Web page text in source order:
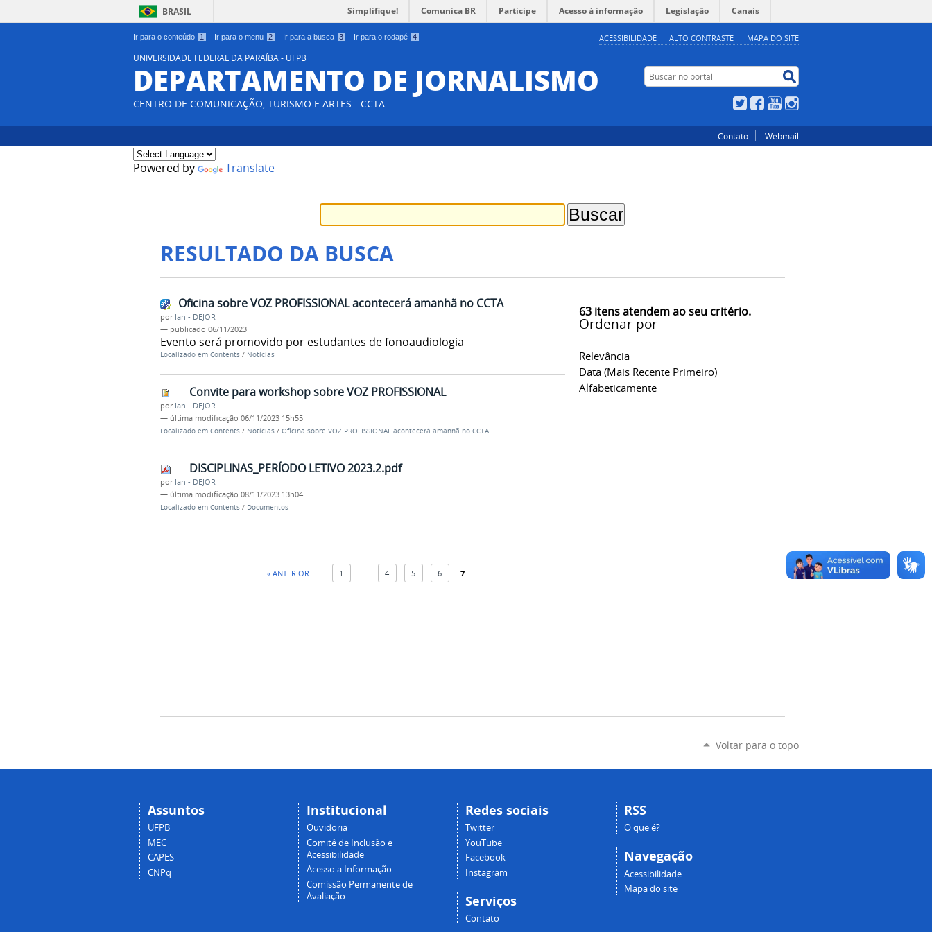
Ir para o conteúdo 1 Ir para o menu 2 Ir para a busca 3 Ir para o rodapé 4 ACESSIBILIDADE ALTO CONTRASTE MAPA DO SITE
BRASIL Simplifique! Comunica BR Participe Acesso à informação Legislação Canais
UNIVERSIDADE FEDERAL DA PARAÍBA - UFPB
DEPARTAMENTO DE JORNALISMO
CENTRO DE COMUNICAÇÃO, TURISMO E ARTES - CCTA
Buscar no portal
TwitterFacebookYouTube
Contato Webmail
Powered by Translate
RESULTADO DA BUSCA
63itens atendem ao seu critério.
Ordenar por
Relevância
Data (mais Recente Primeiro)
Alfabeticamente
Oficina sobre VOZ PROFISSIONAL acontecerá amanhã no CCTA
por Ian - DEJOR
— publicado 06/11/2023
Evento será promovido por estudantes de fonoaudiologia
Localizado em Contents / Notícias
Convite para workshop sobre VOZ PROFISSIONAL
por Ian - DEJOR
— última modificação 06/11/2023 15h55
Localizado em Contents / Notícias / Oficina sobre VOZ PROFISSIONAL acontecerá amanhã no CCTA
DISCIPLINAS_PERÍODO LETIVO 2023.2.pdf
por Ian - DEJOR
— última modificação 08/11/2023 13h04
Localizado em Contents / Documentos
« ANTERIOR 1 4 5 6 7
Voltar para o topo
Assuntos
UFPB
MEC
CAPES
CNPq
Institucional
Ouvidoria
Comitê de Inclusão e
Acessibilidade
Acesso a Informação
Comissão Permanente de
Avaliação
Redes sociais
Twitter
YouTube
Facebook
Instagram
Serviços
Contato
RSS
O que é?
Navegação
Acessibilidade
Mapa do site